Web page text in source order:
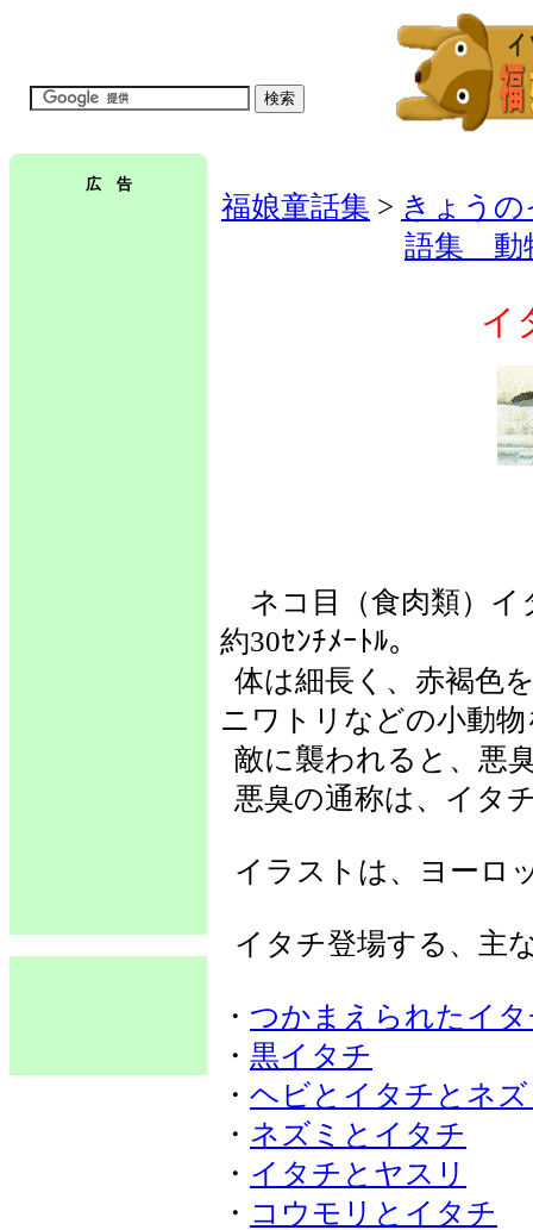
広 告
福娘童話集 > きょう
語集 動
イ
ネコ目（食肉類）イ
約30ｾﾝﾁﾒｰﾄﾙ。
体は細長く、赤褐色
ニワトリなどの小動
敵に襲われると、悪
悪臭の通称は、イタ
イラストは、ヨーロ
イタチ登場する、主
・ つかまえられたイ
・ 黒イタチ
・ ヘビとイタチとネ
・ ネズミとイタチ
・ イタチとヤスリ
・ コウモリとイタチ